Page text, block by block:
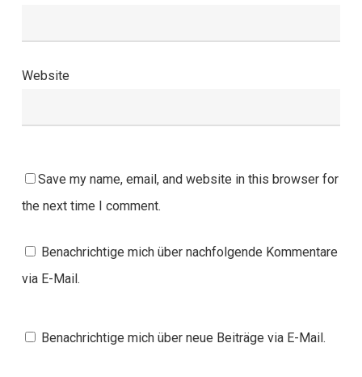
Website
Save my name, email, and website in this browser for
the next time I comment.
Benachrichtige mich über nachfolgende Kommentare
via E-Mail.
Benachrichtige mich über neue Beiträge via E-Mail.